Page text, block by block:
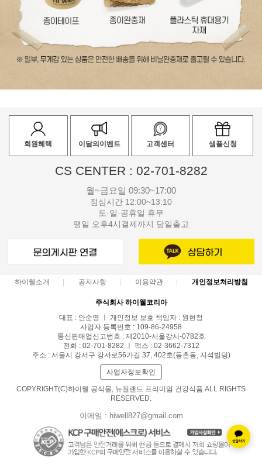
회원혜택 이달의이벤트 고객센터 샘플신청
CS CENTER : 02-701-8282
월~금요일 09:30~17:00
점심시간 12:00~13:10
토·일·공휴일 휴무
평일 오후4시결제까지 당일출고
하이웰소개 공지사항 이용약관 개인정보처리방침
주식회사 하이웰코리아
대표 : 안순영 ㅣ 개인정보 보호 책임자 : 원현정
사업자 등록번호 : 109-86-24958
통신판매업신고번호 : 제2010-서울강서-0782호
전화 : 02-701-8282 ㅣ 팩스 : 02-3662-7312
주소 : 서울시 강서구 강서로56가길 37, 402호(등촌동, 지석빌딩)
사업자정보확인
COPYRIGHT(C)하이웰 공식몰, 뉴질랜드 프리미엄 건강식품 ALL RIGHTS
RESERVED.
이메일 : hiwell827@gmail.com